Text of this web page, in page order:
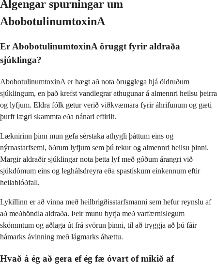
Algengar spurningar um
AbobotulinumtoxinA
Er AbobotulinumtoxinA öruggt fyrir aldraða
sjúklinga?
AbobotulinumtoxinA er hægt að nota örugglega hjá öldruðum
sjúklingum, en það krefst vandlegrar athugunar á almennri heilsu þeirra
og lyfjum. Eldra fólk getur verið viðkvæmara fyrir áhrifunum og gæti
þurft lægri skammta eða nánari eftirlit.
Læknirinn þinn mun gefa sérstaka athygli þáttum eins og
nýrnastarfsemi, öðrum lyfjum sem þú tekur og almennri heilsu þinni.
Margir aldraðir sjúklingar nota þetta lyf með góðum árangri við
sjúkdómum eins og leghálsdreyra eða spastískum einkennum eftir
heilablóðfall.
Lykillinn er að vinna með heilbrigðisstarfsmanni sem hefur reynslu af
að meðhöndla aldraða. Þeir munu byrja með varfærnislegum
skömmtum og aðlaga út frá svörun þinni, til að tryggja að þú fáir
hámarks ávinning með lágmarks áhættu.
Hvað á ég að gera ef ég fæ óvart of mikið af